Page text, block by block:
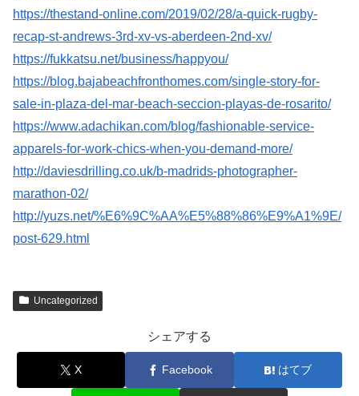
https://thestand-online.com/2019/02/28/a-quick-rugby-
recap-st-andrews-3rd-xv-vs-aberdeen-2nd-xv/
https://fukkatsu.net/business/happyou/
https://blog.bajabeachfronthomes.com/single-story-for-
sale-in-plaza-del-mar-beach-seccion-playas-de-rosarito/
https://www.adachikan.com/blog/fashionable-service-
apparels-for-work-chics-when-you-demand-more/
http://daviesdrilling.co.uk/b-madrids-photographer-
marathon-02/
http://yuzs.net/%E6%9C%AA%E5%88%86%E9%A1%9E/
post-629.html
Uncategorized
シェアする
X Facebook はてブ